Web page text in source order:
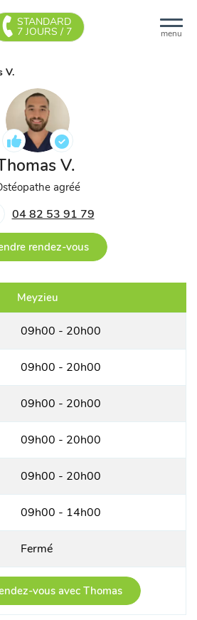
menu
STANDARD
7 JOURS / 7
V.
V.
agréé
04 82 53 91 79
rendez-vous
Meyzieu
09h00 - 20h00
09h00 - 20h00
09h00 - 20h00
09h00 - 20h00
09h00 - 20h00
09h00 - 14h00
Fermé
vous avec Thomas